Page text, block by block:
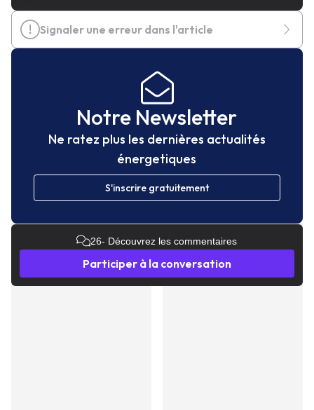
Signaler une erreur dans l'article
Notre Newsletter
Ne ratez plus les dernières actualités
énergetiques
S'inscrire gratuitement
26- Découvrez les commentaires
Participer à la conversation